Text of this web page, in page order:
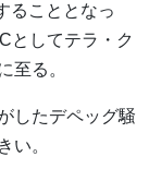
ることとなっ
としてテラ・ク
至る。
したデペッグ騒
い。